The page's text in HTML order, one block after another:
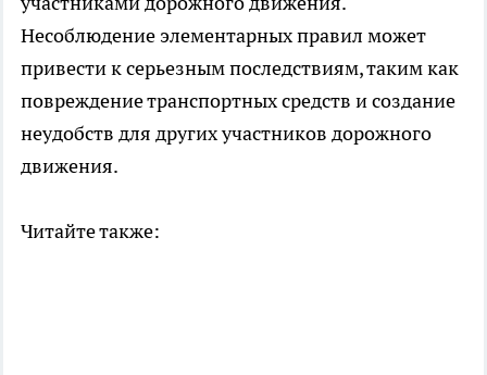
Несоблюдение элементарных правил может
привести к серьезным последствиям, таким как
повреждение транспортных средств и создание
неудобств для других участников дорожного
движения.
Читайте также: